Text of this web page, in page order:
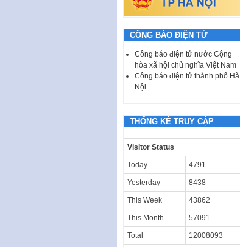
CÔNG BÁO ĐIỆN TỬ
Công báo điện tử nước Cộng
hòa xã hội chủ nghĩa Việt Nam
Công báo điện tử thành phố Hà
Nội
THỐNG KÊ TRUY CẬP
Visitor Status
Today 4791
Yesterday 8438
This Week 43862
This Month 57091
Total 12008093